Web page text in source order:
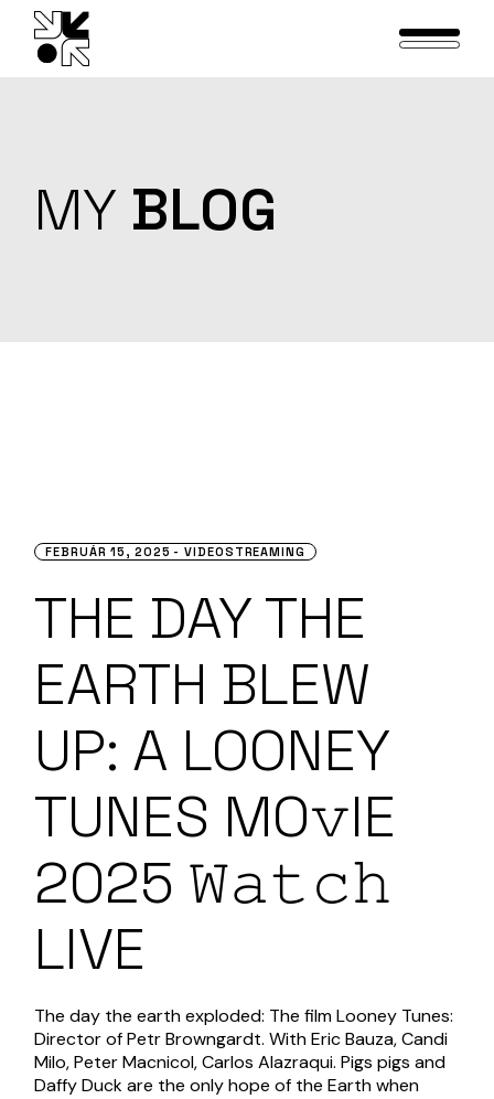
content
MY BLOG
FEBRUÁR 15, 2025 VIDEOSTREAMING
THE DAY THE
EARTH BLEW
UP: A LOONEY
TUNES MO𝚟IE
2025 𝚆𝚊𝚝𝚌𝚑
LIVE
The day the earth exploded: The film Looney Tunes:
Director of Petr Browngardt. With Eric Bauza, Candi
Milo, Peter Macnicol, Carlos Alazraqui. Pigs pigs and
Daffy Duck are the only hope of the Earth when